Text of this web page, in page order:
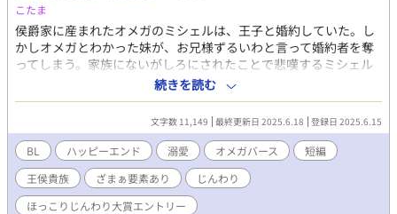
こたま
侯爵家に産まれたオメガのミシェルは、王子と婚約していた。し
かしオメガとわかった妹が、お兄様ずるいわと言って婚約者を奪
ってしまう。家族にないがしろにされたことで悲嘆するミシェル
であったが、辺境に匿われていたアルファの落胤王子と出会い真
実の愛を育む。ハッピーエンドオメガバースです。
続きを読む
文字数 11,149 最終更新日 2025.6.18 登録日 2025.6.15
BL ハッピーエンド 溺愛 オメガバース
短編
王侯貴族
ざまぁ要素あり
じんわり
ほっこりじんわり大賞エントリー